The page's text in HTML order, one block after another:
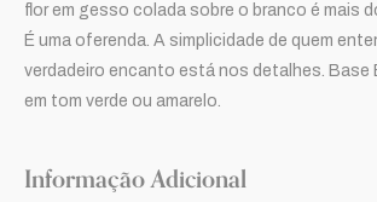
flor em gesso colada sobre o branco é mais
É uma oferenda. A simplicidade de quem
verdadeiro encanto está nos detalhes. Base
em tom verde ou amarelo.
Informação Adicional